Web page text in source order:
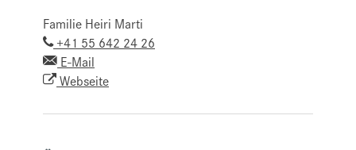
Familie Heiri Marti
+41 55 642 24 26
E-Mail
Webseite